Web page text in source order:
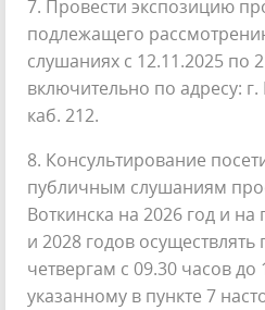
7. Провести экспозицию
подлежащего
слушаниях с 12.11.2025 по
включительно по адресу:
каб. 212.
8. Консультирование
публичным слушаниям
Воткинска на 2026 год и
и 2028 годов
четвергам с 09.30 часов до
указанному в пункте 7